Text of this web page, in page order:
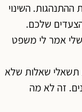
השינוי
שלכם.
אמר לי משפט
תשאלי שאלות שלא
זה לא מה